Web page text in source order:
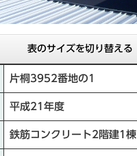
表のサイズを切り替える
片桐3952番地の1
平成21年度
鉄筋コンクリート2階建1棟